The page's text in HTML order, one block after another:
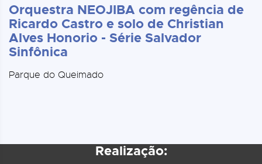
Orquestra NEOJIBA com regência de
Ricardo Castro e solo de Christian
Alves Honorio - Série Salvador
Sinfônica
Parque do Queimado
Realização: